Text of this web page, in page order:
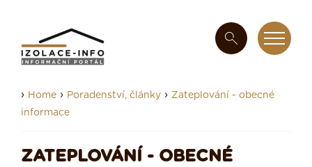
› Home › Poradenství, články › Zateplování - obecné
informace
ZATEPLOVÁNÍ - OBECNÉ